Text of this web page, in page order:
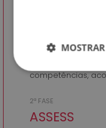
Reunião de 60
conhecer a
competências,
2ª FASE
ASSESS